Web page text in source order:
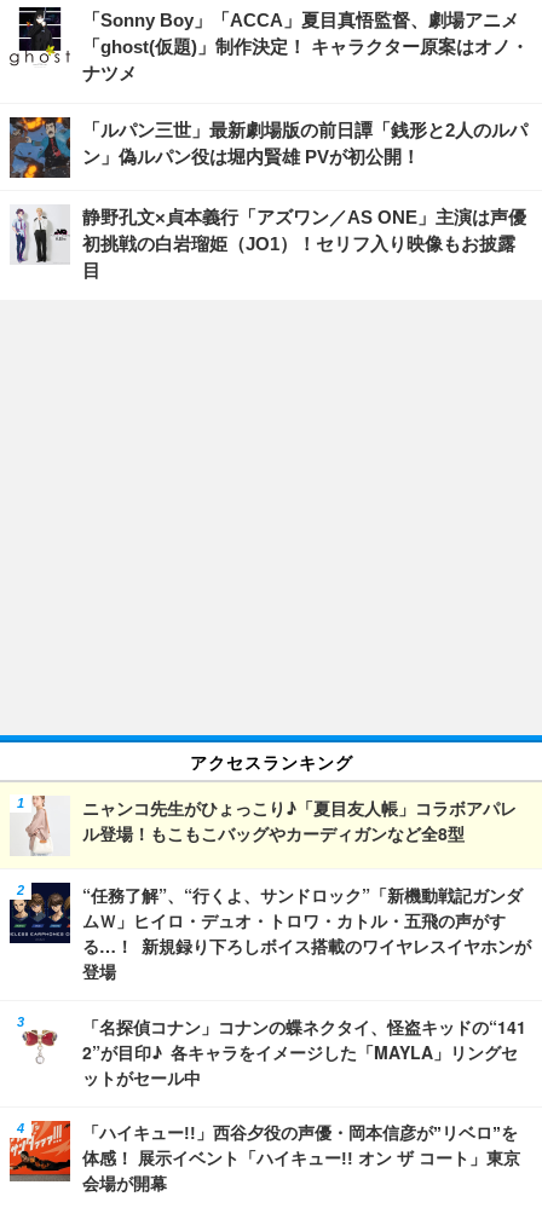
「Sonny Boy」「ACCA」夏目真悟監督、劇場アニメ
「ghost(仮題)」制作決定！ キャラクター原案はオノ・
ナツメ
「ルパン三世」最新劇場版の前日譚「銭形と2人のルパ
ン」偽ルパン役は堀内賢雄 PVが初公開！
静野孔文×貞本義行「アズワン／AS ONE」主演は声優
初挑戦の白岩瑠姫（JO1）！セリフ入り映像もお披露
目
アクセスランキング
ニャンコ先生がひょっこり♪「夏目友人帳」コラボアパレ
ル登場！もこもこバッグやカーディガンなど全8型
“任務了解”、“行くよ、サンドロック”「新機動戦記ガンダ
ムＷ」ヒイロ・デュオ・トロワ・カトル・五飛の声がす
る…！ 新規録り下ろしボイス搭載のワイヤレスイヤホンが
登場
「名探偵コナン」コナンの蝶ネクタイ、怪盗キッドの“141
2”が目印♪ 各キャラをイメージした「MAYLA」リングセ
ットがセール中
「ハイキュー!!」西谷夕役の声優・岡本信彦が”リベロ”を
体感！ 展示イベント「ハイキュー!! オン ザ コート」東京
会場が開幕